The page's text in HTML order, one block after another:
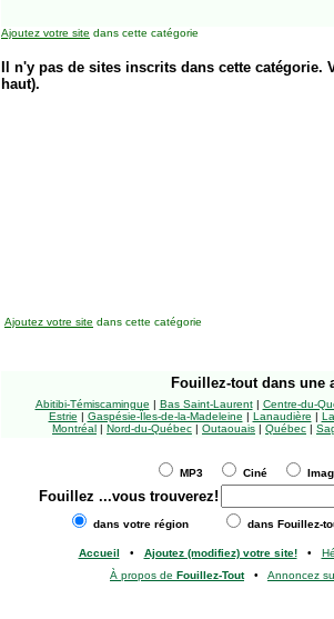
Ajoutez votre site dans cette catégorie
Il n'y pas de sites inscrits dans cette
haut).
Ajoutez votre site dans cette catégorie
Fouillez-tout dans une
Abitibi-Témiscamingue | Bas Saint-Laurent| Centre-du-
Estrie | Gaspésie-Îles-de-la-Madeleine | Lanaudière |
Montréal | Nord-du-Québec | Outaouais | Québec |
MP3 Ciné
Fouillez ...vous trouverez!
dans votre région dans Fouillez-
Accueil • Ajoutez (modifiez) votre site!•
À propos de Fouillez-Tout• Annoncez